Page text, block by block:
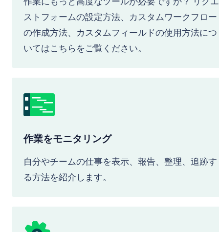
ストフォームの設定方法、カスタムワークフロー
の作成方法、カスタムフィールドの使用方法につ
いてはこちらをご覧ください。
作業をモニタリング
自分やチームの仕事を表示、報告、整理、追跡す
る方法を紹介します。